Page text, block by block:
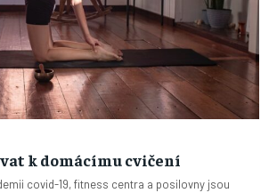
k domácímu cvičení
covid-19, fitness centra a posilovny jsou